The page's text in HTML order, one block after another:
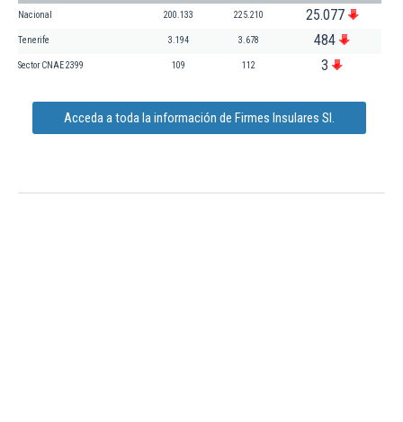
Nacional 200.133 225.210 25.077
Tenerife 3.194 3.678 484
Sector CNAE 2399 109 112 3
Acceda a toda la información de Firmes Insulares Sl.